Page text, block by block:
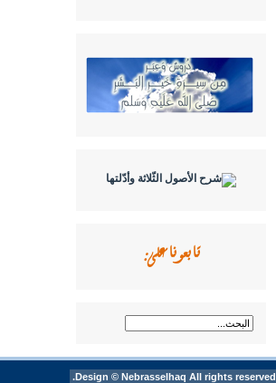
تابعونا على:
Design © Nebrasselhaq All rights reserved.